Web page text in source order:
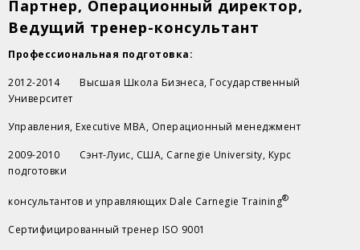
Партнер, Операционный директор,
Ведущий тренер-консультант
Профессиональная подготовка:
2012-2014 Высшая Школа Бизнеса, Государственный
Университет
Управления, Executive MBA, Операционный менеджмент
2009-2010 Сэнт-Луис, США, Carnegie University, Курс
подготовки
консультантов и управляющих Dale Carnegie Training®
Сертифицированный тренер ISO 9001